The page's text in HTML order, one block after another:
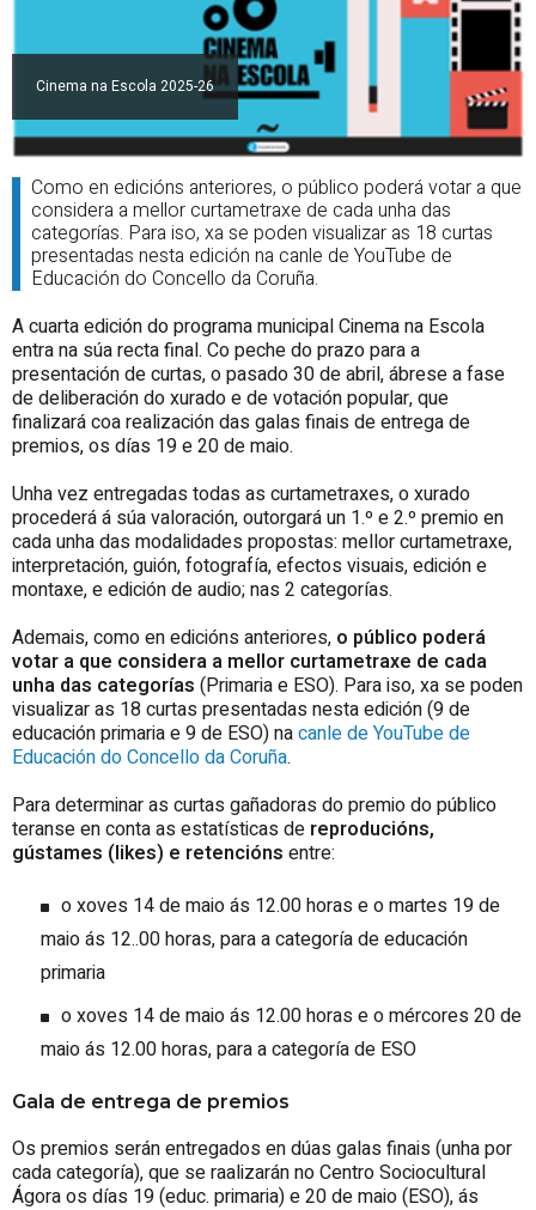
Cinema na Escola 2025-26
Como en edicións anteriores, o público poderá votar a que
considera a mellor curtametraxe de cada unha das
categorías. Para iso, xa se poden visualizar as 18 curtas
presentadas nesta edición na canle de YouTube de
Educación do Concello da Coruña.
A cuarta edición do programa municipal Cinema na Escola
entra na súa recta final. Co peche do prazo para a
presentación de curtas, o pasado 30 de abril, ábrese a fase
de deliberación do xurado e de votación popular, que
finalizará coa realización das galas finais de entrega de
premios, os días 19 e 20 de maio.
Unha vez entregadas todas as curtametraxes, o xurado
procederá á súa valoración, outorgará un 1.º e 2.º premio en
cada unha das modalidades propostas: mellor curtametraxe,
interpretación, guión, fotografía, efectos visuais, edición e
montaxe, e edición de audio; nas 2 categorías.
Ademais, como en edicións anteriores, o público poderá
votar a que considera a mellor curtametraxe de cada
unha das categorías (Primaria e ESO). Para iso, xa se poden
visualizar as 18 curtas presentadas nesta edición (9 de
educación primaria e 9 de ESO) nacanle de YouTube de
Educación do Concello da Coruña.
Para determinar as curtas gañadoras do premio do público
teranse en conta as estatísticas de reproducións,
gústames (likes) e retencións entre:
o xoves 14 de maio ás 12.00 horas e o martes 19 de
maio ás 12..00 horas, para a categoría de educación
primaria
o xoves 14 de maio ás 12.00 horas e o mércores 20 de
maio ás 12.00 horas, para a categoría de ESO
Gala de entrega de premios
Os premios serán entregados en dúas galas finais (unha por
cada categoría), que se raalizarán no Centro Sociocultural
Ágora os días 19 (educ. primaria) e 20 de maio (ESO), ás